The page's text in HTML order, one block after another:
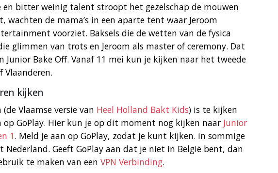
en bitter weinig talent stroopt het gezelschap de mouwen
wachten de mama’s in een aparte tent waar Jeroom
voorziet. Baksels die de wetten van de fysica
glimmen van trots en Jeroom als master of ceremony. Dat
Junior Bake Off. Vanaf 11 mei kun je kijken naar het tweede
Vlaanderen.
kijken
Vlaamse versie van Heel Holland Bakt Kids) is te kijken
GoPlay. Hier kun je op dit moment nog kijken naar Junior
1. Meld je aan op GoPlay, zodat je kunt kijken. In sommige
Geeft GoPlay aan dat je niet in België bent, dan
te maken van een VPN Verbinding.